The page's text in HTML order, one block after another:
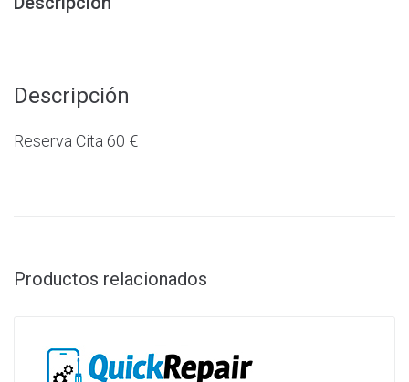
Descripción
Reserva Cita 60 €
Productos relacionados